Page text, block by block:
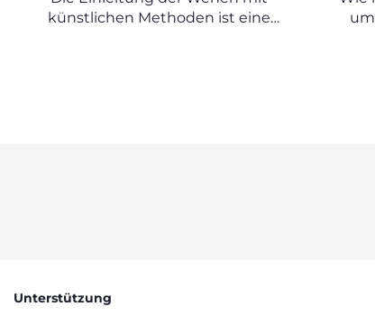
künstlichen Methoden ist eine
Unterstützung